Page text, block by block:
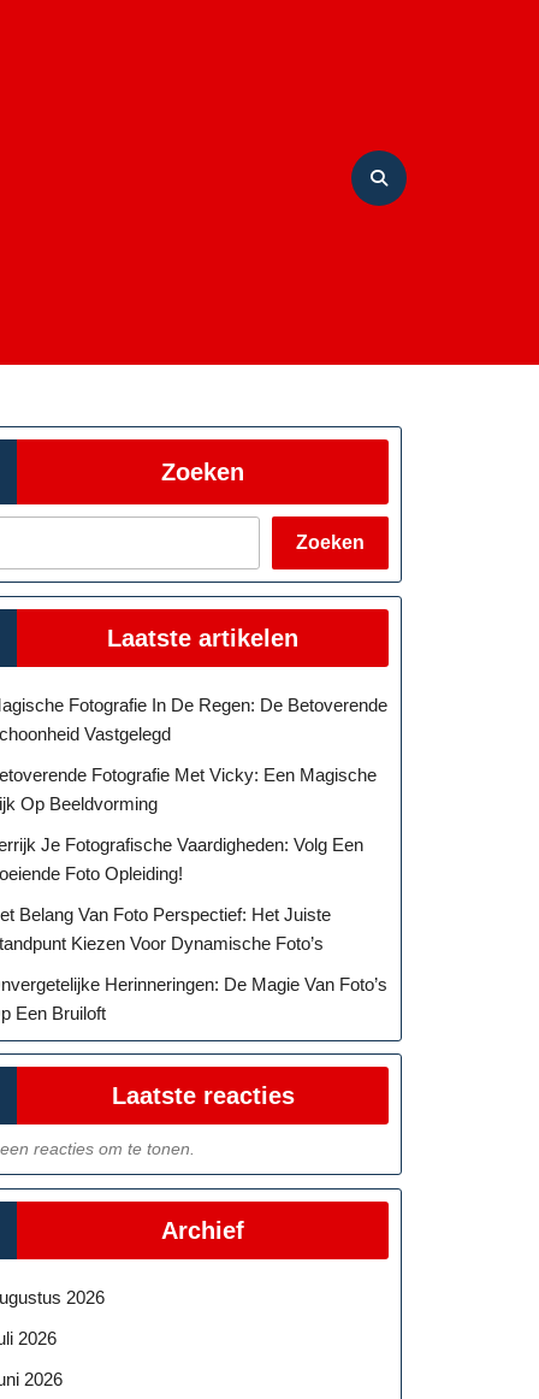
Zoeken
Zoeken
Laatste artikelen
Fotografie In De Regen: De Betoverende
Vastgelegd
Fotografie Met Vicky: Een Magische
Op Beeldvorming
Je Fotografische Vaardigheden: Volg Een
Foto Opleiding!
Belang Van Foto Perspectief: Het Juiste
Kiezen Voor Dynamische Foto’s
Herinneringen: De Magie Van Foto’s
Een Bruiloft
Laatste reacties
reacties om te tonen.
Archief
2026
2026
2026